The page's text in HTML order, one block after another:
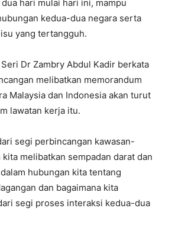
hari mulai hari ini, mampu
kedua-dua negara serta
yang tertangguh.
Dr Zambry Abdul Kadir berkata
melibatkan memorandum
Malaysia dan Indonesia akan turut
lawatan kerja itu.
segi perbincangan kawasan-
kita melibatkan sempadan darat dan
hubungan kita tentang
dan bagaimana kita
segi proses interaksi kedua-dua